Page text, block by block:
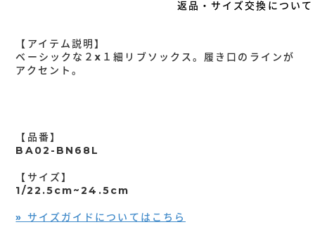
返品・サイズ交換について
【アイテム説明】
ベーシックな２x１細リブソックス。履き口のラインが
アクセント。
【品番】
BA02-BN68L
【サイズ】
1/22.5cm~24.5cm
» サイズガイドについてはこちら